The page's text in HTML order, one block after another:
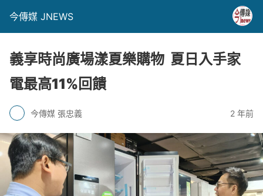
今傳媒 JNEWS
義享時尚廣場漾夏樂購物 夏日入手家
電最高11%回饋
今傳媒 張忠義 2 年前